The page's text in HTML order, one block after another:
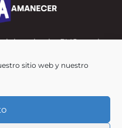
sitio web y nuestro
cristal y PVC con la
gracias a que
en el sector.